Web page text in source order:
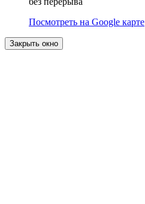
Посмотреть на Google карте
Закрыть окно